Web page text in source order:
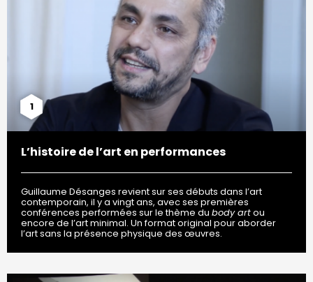
1
L’histoire de l’art en performances
Guillaume Désanges revient sur ses débuts dans l’art
contemporain, il y a vingt ans, avec ses premières
conférences performées sur le thème du body artou
encore de l’art minimal. Un format original pour aborder
l’art sans la présence physique des œuvres.